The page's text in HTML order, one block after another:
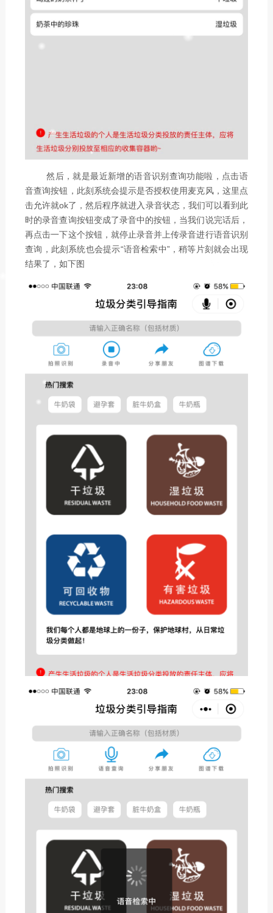
然后，就是最近新增的语音识别查询功能啦，点击语
音查询按钮，此刻系统会提示是否授权使用麦克风，这里点
击允许就ok了，然后程序就进入录音状态，我们可以看到此
时的录音查询按钮变成了录音中的按钮，当我们说完话后，
再点击一下这个按钮，就停止录音并上传录音进行语音识别
查询，此刻系统也会提示“语音检索中”，稍等片刻就会出现
结果了，如下图